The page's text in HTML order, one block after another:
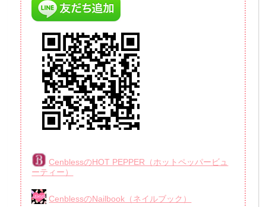
CenblessのHOT PEPPER（ホットペッパービュ
ーティー）
CenblessのNailbook（ネイルブック）